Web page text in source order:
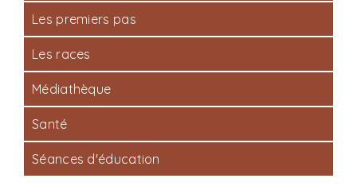
Les premiers pas
Les races
Médiathèque
Santé
Séances d'éducation